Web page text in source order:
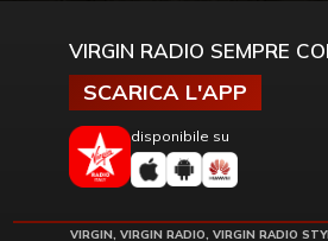
VIRGIN RADIO SEMPRE
SCARICA L'APP
disponibile su
VIRGIN, VIRGIN RADIO, VIRGIN RADIO